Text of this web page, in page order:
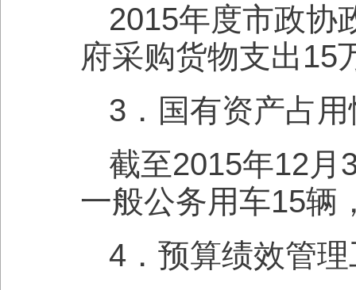
2015年度市政协
府采购货物支出15
3．国有资产占
截至2015年12月
一般公务用车15辆
4．预算绩效管